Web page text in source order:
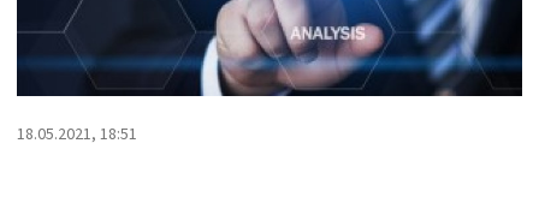
18.05.2021, 18:51